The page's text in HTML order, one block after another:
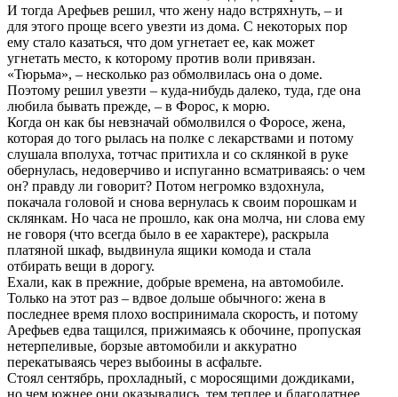
И тогда Арефьев решил, что жену надо встряхнуть, – и
для этого проще всего увезти из дома. С некоторых пор
ему стало казаться, что дом угнетает ее, как может
угнетать место, к которому против воли привязан.
«Тюрьма», – несколько раз обмолвилась она о доме.
Поэтому решил увезти – куда-нибудь далеко, туда, где она
любила бывать прежде, – в Форос, к морю.
Когда он как бы невзначай обмолвился о Форосе, жена,
которая до того рылась на полке с лекарствами и потому
слушала вполуха, тотчас притихла и со склянкой в руке
обернулась, недоверчиво и испуганно всматриваясь: о чем
он? правду ли говорит? Потом негромко вздохнула,
покачала головой и снова вернулась к своим порошкам и
склянкам. Но часа не прошло, как она молча, ни слова ему
не говоря (что всегда было в ее характере), раскрыла
платяной шкаф, выдвинула ящики комода и стала
отбирать вещи в дорогу.
Ехали, как в прежние, добрые времена, на автомобиле.
Только на этот раз – вдвое дольше обычного: жена в
последнее время плохо воспринимала скорость, и потому
Арефьев едва тащился, прижимаясь к обочине, пропуская
нетерпеливые, борзые автомобили и аккуратно
перекатываясь через выбоины в асфальте.
Стоял сентябрь, прохладный, с моросящими дождиками,
но чем южнее они оказывались, тем теплее и благодатнее